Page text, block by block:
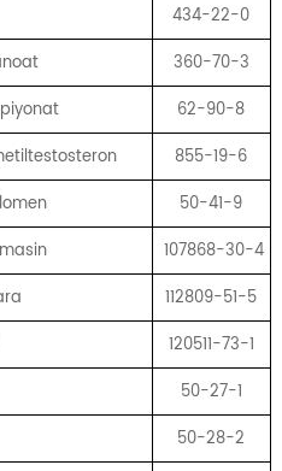
434-22-0
360-70-3
62-90-8
855-19-6
50-41-9
107868-30-4
112809-51-5
120511-73-1
50-27-1
50-28-2